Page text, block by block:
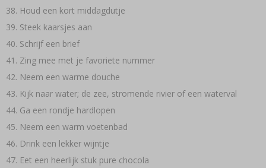
Houd een kort middagdutje
Steek kaarsjes aan
Schrijf een brief
Zing mee met je favoriete nummer
Neem een warme douche
Kijk naar water; de zee, stromende rivier of een waterval
Ga een rondje hardlopen
Neem een warm voetenbad
Drink een lekker wijntje
Eet een heerlijk stuk pure chocola